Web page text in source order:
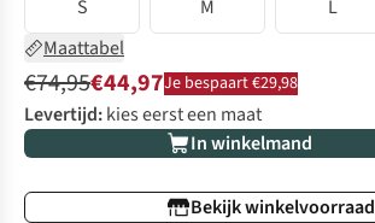
S
M L
Maattabel
€74,95€44,97Je bespaart €29,98
Levertijd:kies eerst een maat
In winkelmand
Bekijk winkelvoorraad